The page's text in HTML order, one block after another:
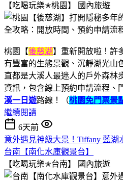
【吃喝玩樂✭桃園】
國內旅遊
桃園【後慈湖】重新開放啦！許
有豐富的生態景觀、沉靜湖光山
直都是大溪人最迷人的戶外森林
資訊，包含線上預約申請流程、
溪一日遊路線！（桃園免門票景
繼續閱讀
6天前
意外遇見神級大景！Tiffany 藍湖
台南【南化水庫觀景台】
【吃喝玩樂✭台南】
國內旅遊